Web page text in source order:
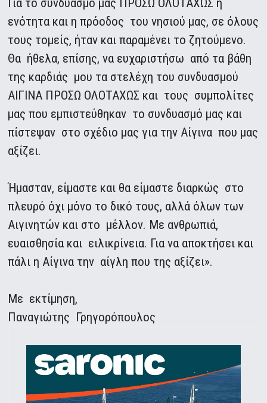
ενότητα και η πρόοδος του νησιού μας, σε όλους
τους τομείς, ήταν και παραμένει το ζητούμενο.
Θα ήθελα, επίσης, να ευχαριστήσω από τα βάθη
της καρδιάς μου τα στελέχη του συνδυασμού
ΑΙΓΙΝΑ ΠΡΟΣΩ ΟΛΟΤΑΧΩΣ και τους συμπολίτες
μας που εμπιστεύθηκαν το συνδυασμό μας και
πίστεψαν στο σχέδιο μας για την Αίγινα που μας
αξίζει.
Ήμασταν, είμαστε και θα είμαστε διαρκώς στο
πλευρό όχι μόνο το δικό τους, αλλά όλων των
Αιγινητών και στο μέλλον. Με ανθρωπιά,
ευαισθησία και ειλικρίνεια. Για να αποκτήσει και
πάλι η Αίγινα την αίγλη που της αξίζει».
Με εκτίμηση,
Παναγιώτης Γρηγορόπουλος